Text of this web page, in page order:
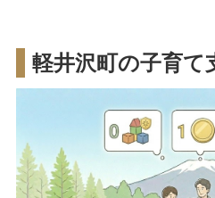
軽井沢町の子育て